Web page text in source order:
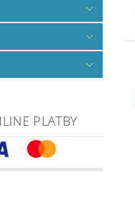
PLATBY